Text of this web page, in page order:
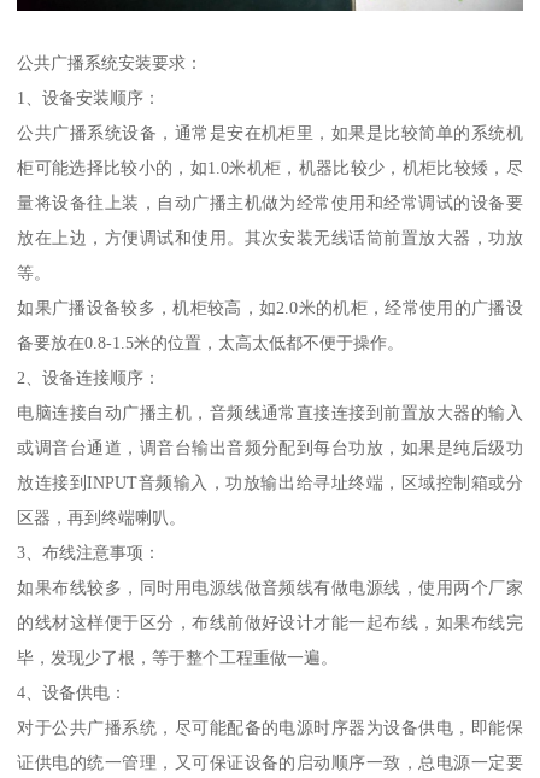
公共广播系统安装要求：
1、设备安装顺序：
公共广播系统设备，通常是安在机柜里，如果是比较简单的系统机
柜可能选择比较小的，如1.0米机柜，机器比较少，机柜比较矮，尽
量将设备往上装，自动广播主机做为经常使用和经常调试的设备要
放在上边，方便调试和使用。其次安装无线话筒前置放大器，功放
等。
如果广播设备较多，机柜较高，如2.0米的机柜，经常使用的广播设
备要放在0.8-1.5米的位置，太高太低都不便于操作。
2、设备连接顺序：
电脑连接自动广播主机，音频线通常直接连接到前置放大器的输入
或调音台通道，调音台输出音频分配到每台功放，如果是纯后级功
放连接到INPUT音频输入，功放输出给寻址终端，区域控制箱或分
区器，再到终端喇叭。
3、布线注意事项：
如果布线较多，同时用电源线做音频线有做电源线，使用两个厂家
的线材这样便于区分，布线前做好设计才能一起布线，如果布线完
毕，发现少了根，等于整个工程重做一遍。
4、设备供电：
对于公共广播系统，尽可能配备的电源时序器为设备供电，即能保
证供电的统一管理，又可保证设备的启动顺序一致，总电源一定要